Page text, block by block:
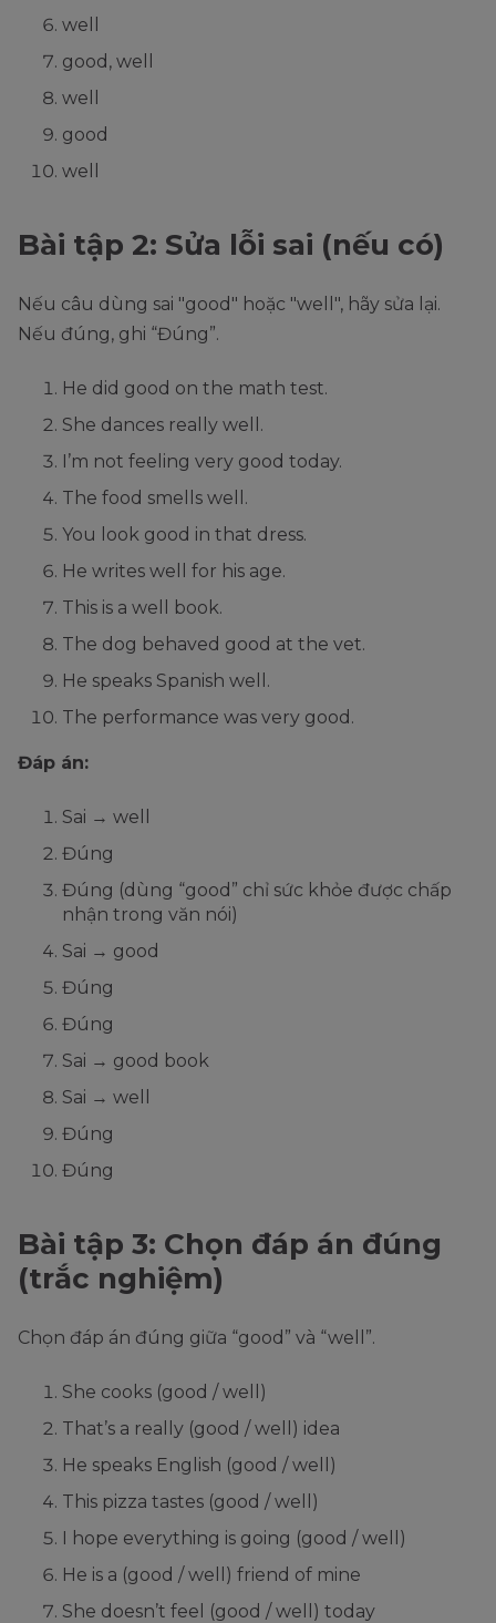
well
good, well
well
good
well
Bài tập 2: Sửa lỗi sai (nếu có)
Nếu câu dùng sai "good" hoặc "well", hãy sửa lại.
Nếu đúng, ghi “Đúng”.
He did good on the math test.
She dances really well.
I’m not feeling very good today.
The food smells well.
You look good in that dress.
He writes well for his age.
This is a well book.
The dog behaved good at the vet.
He speaks Spanish well.
The performance was very good.
Đáp án:
Sai → well
Đúng
Đúng (dùng “good” chỉ sức khỏe được chấp
nhận trong văn nói)
Sai → good
Đúng
Đúng
Sai → good book
Sai → well
Đúng
Đúng
Bài tập 3: Chọn đáp án đúng
(trắc nghiệm)
Chọn đáp án đúng giữa “good” và “well”.
She cooks (good / well)
That’s a really (good / well) idea
He speaks English (good / well)
This pizza tastes (good / well)
I hope everything is going (good / well)
He is a (good / well) friend of mine
She doesn’t feel (good / well) today